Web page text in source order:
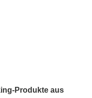
Produkte aus